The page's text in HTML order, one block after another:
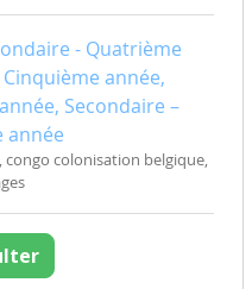
- Quatrième
année,
Secondaire –
année
congo colonisation belgique,